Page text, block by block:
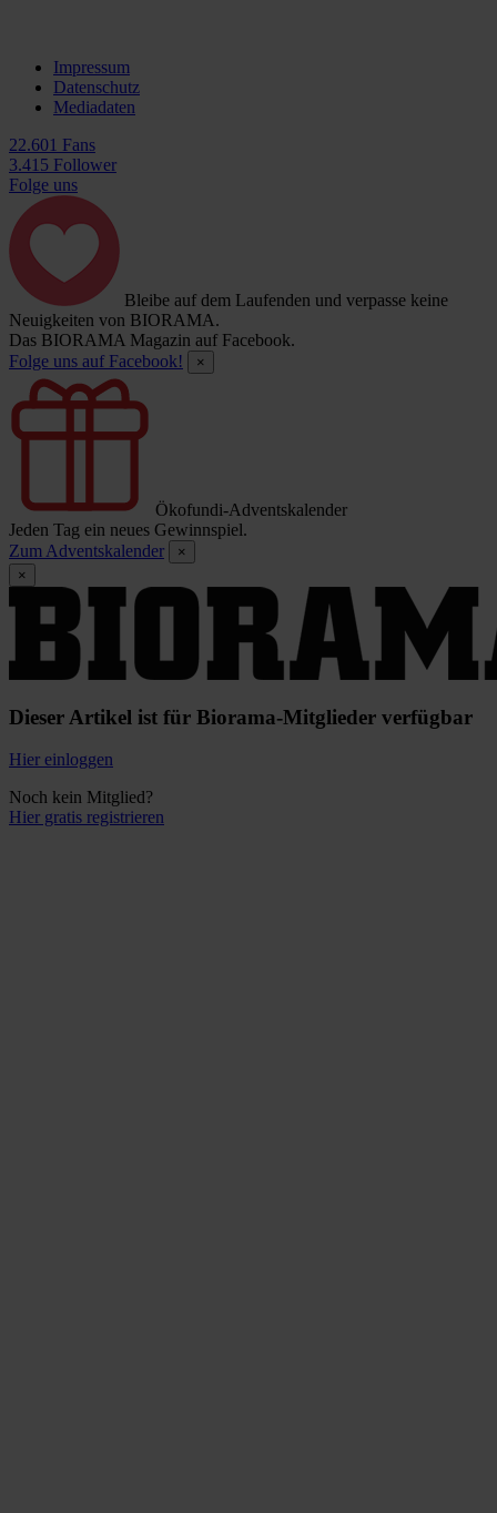
Impressum
Datenschutz
Mediadaten
22.601 Fans
3.415 Follower
Folge uns
Bleibe auf dem Laufenden und verpasse keine
Neuigkeiten von BIORAMA.
Das BIORAMA Magazin auf Facebook.
Folge uns auf Facebook!
×
Ökofundi-Adventskalender
Jeden Tag ein neues Gewinnspiel.
Zum Adventskalender
×
×
Dieser Artikel ist für Biorama-Mitglieder verfügbar
Hier einloggen
Noch kein Mitglied?
Hier gratis registrieren